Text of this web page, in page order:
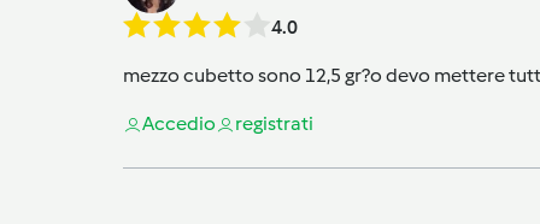
4.0
mezzo cubetto sono 12,5 gr?o devo mettere
Accedio registrati